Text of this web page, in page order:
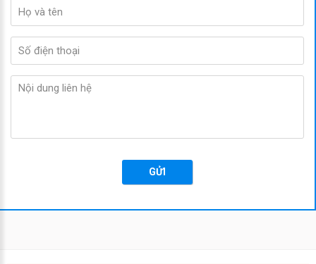
GỬI